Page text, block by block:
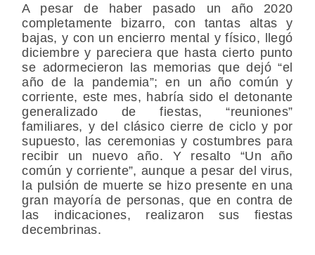
A pesar de haber pasado un año 2020
completamente bizarro, con tantas altas y
bajas, y con un encierro mental y físico, llegó
diciembre y pareciera que hasta cierto punto
se adormecieron las memorias que dejó “el
año de la pandemia”; en un año común y
corriente, este mes, habría sido el detonante
generalizado de fiestas, “reuniones”
familiares, y del clásico cierre de ciclo y por
supuesto, las ceremonias y costumbres para
recibir un nuevo año. Y resalto “Un año
común y corriente”, aunque a pesar del virus,
la pulsión de muerte se hizo presente en una
gran mayoría de personas, que en contra de
las indicaciones, realizaron sus fiestas
decembrinas.